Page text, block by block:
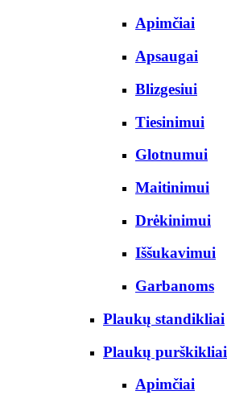
Apimčiai
Apsaugai
Blizgesiui
Tiesinimui
Glotnumui
Maitinimui
Drėkinimui
Iššukavimui
Garbanoms
Plaukų standikliai
Plaukų purškikliai
Apimčiai